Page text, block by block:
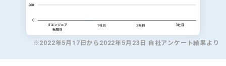
※2022年5月17日から2022年5月23日 自社アンケート結果より